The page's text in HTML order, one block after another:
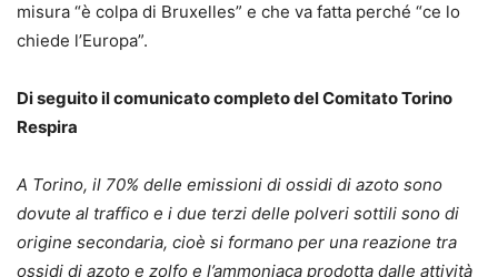
misura “è colpa di Bruxelles” e che va fatta perché “ce lo
chiede l’Europa”.
Di seguito il comunicato completo del Comitato Torino
Respira
A Torino, il 70% delle emissioni di ossidi di azoto sono
dovute al traffico e i due terzi delle polveri sottili sono di
origine secondaria, cioè si formano per una reazione tra
ossidi di azoto e zolfo e l’ammoniaca prodotta dalle attività